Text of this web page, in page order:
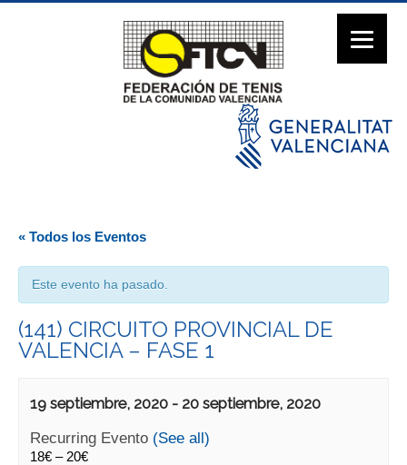
« Todos los Eventos
Este evento ha pasado.
(141) CIRCUITO PROVINCIAL DE
VALENCIA – FASE 1
19 septiembre, 2020 - 20 septiembre, 2020
Recurring Evento (See all)
18€ – 20€